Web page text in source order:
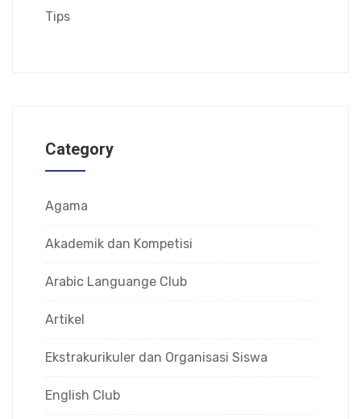
Tips
Category
Agama
Akademik dan Kompetisi
Arabic Languange Club
Artikel
Ekstrakurikuler dan Organisasi Siswa
English Club